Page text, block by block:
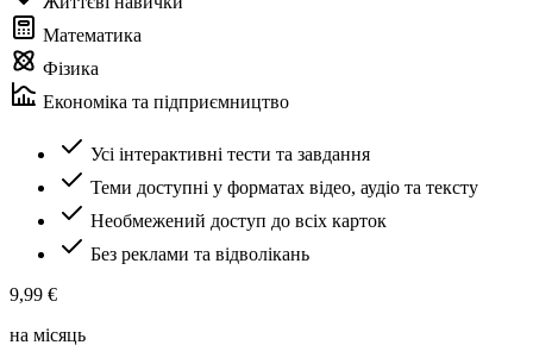
Математика
Фізика
Економіка та підприємництво
Усі інтерактивні тести та завдання
Теми доступні у форматах відео, аудіо та тексту
Необмежений доступ до всіх карток
Без реклами та відволікань
9,99 €
на місяць